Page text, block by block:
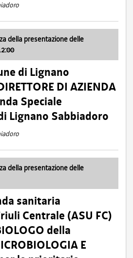
della presentazione delle
di Lignano
DI AZIENDA
Speciale
Lignano Sabbiadoro
della presentazione delle
sanitaria
Centrale (ASU FC)
della
E